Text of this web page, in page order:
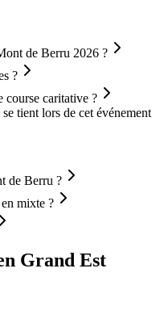
de Berru 2026 ?
?
caritative ?
tient lors de cet événement
de Berru ?
mixte ?
Grand Est